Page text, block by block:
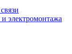
электромонтажа